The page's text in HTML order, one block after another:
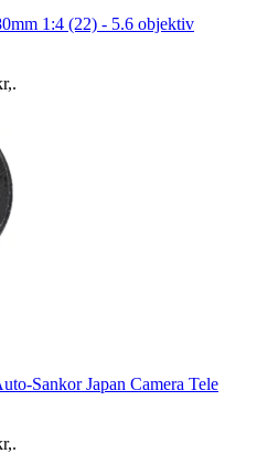
1:4 (22) - 5.6 objektiv
,.
Sankor Japan Camera Tele
,.